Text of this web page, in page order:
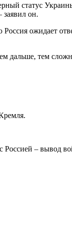
статус
он.
ожидает
дальше, тем
Россией – вывод